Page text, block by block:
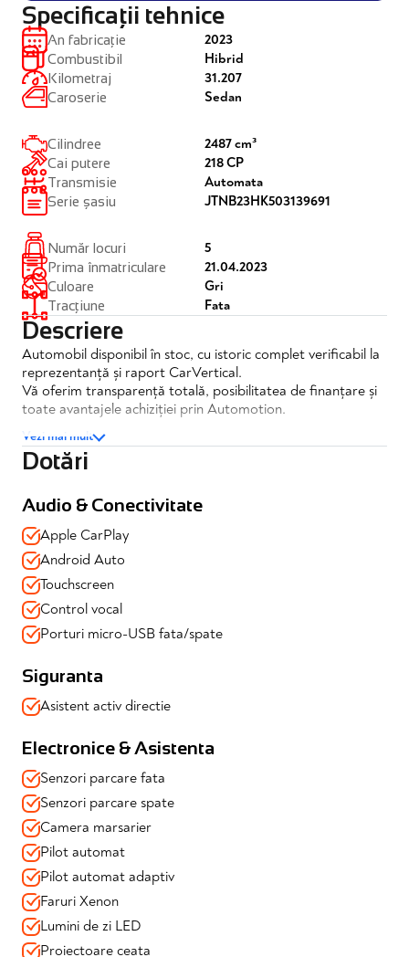
Specificații tehnice
An fabricație
Combustibil
Kilometraj
Caroserie
2023
Hibrid
31.207
Sedan
Cilindree
Cai putere
Transmisie
Serie șasiu
2487 cm³
218 CP
Automata
JTNB23HK503139691
Număr locuri
Prima înmatriculare
Culoare
Tracțiune
5
21.04.2023
Gri
Fata
Descriere
Automobil disponibil în stoc, cu istoric complet verificabil la
reprezentanță și raport CarVertical.
Vă oferim transparență totală, posibilitatea de finanțare și
toate avantajele achiziției prin Automotion.
Toyota Camry 2.5 Hybrid Dynamic E-CVT
✔️Posibilitate finantare
Dotări și echipamente:
Siguranta & echipamente:
✔️Cruise Control adaptiv (adapteaza viteza in functie de
masina din fata)
✔️Senzori de ploaie si lumini
✔️Asistent pentru mentinere banda
✔️Proiectoare de ceata
✔️Camera marsarier
✔️Senzori de parcare fata/spate
Confort:
✔️Climatronic pe 2 zone
✔️Tapiterie de piele
✔️Oglinzi reglabile electric, incalzite
✔️Scaune incalzite
✔️Scaun sofer reglabil electric cu memorii
✔️Parbriz incalzit
✔️Volan incalzit
✔️Volan reglabil electric
✔️Volan multifunctional imbracat in piele
Vezi mai mult
Dotări
Audio & Conectivitate
Apple CarPlay
Android Auto
Touchscreen
Control vocal
Porturi micro-USB fata/spate
Siguranta
Asistent activ directie
Electronice & Asistenta
Senzori parcare fata
Senzori parcare spate
Camera marsarier
Pilot automat
Pilot automat adaptiv
Faruri Xenon
Lumini de zi LED
Proiectoare ceata